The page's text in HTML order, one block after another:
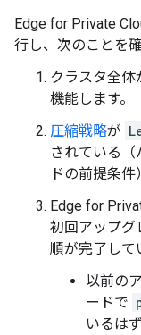
Edge for Private
行し、次のことを
クラスタ全体
機能します。
圧縮戦略が
されている（
ドの前提条件
Edge for
初回アップグ
順が完了して
以前の
ードで
いるは